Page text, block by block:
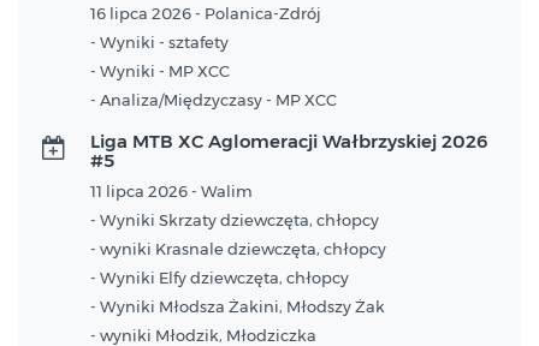
16 lipca 2026 - Polanica-Zdrój
- Wyniki - sztafety
- Wyniki - MP XCC
- Analiza/Międzyczasy - MP XCC
Liga MTB XC Aglomeracji Wałbrzyskiej 2026
#5
11 lipca 2026 - Walim
- Wyniki Skrzaty dziewczęta, chłopcy
- wyniki Krasnale dziewczęta, chłopcy
- Wyniki Elfy dziewczęta, chłopcy
- Wyniki Młodsza Żakini, Młodszy Żak
- wyniki Młodzik, Młodziczka